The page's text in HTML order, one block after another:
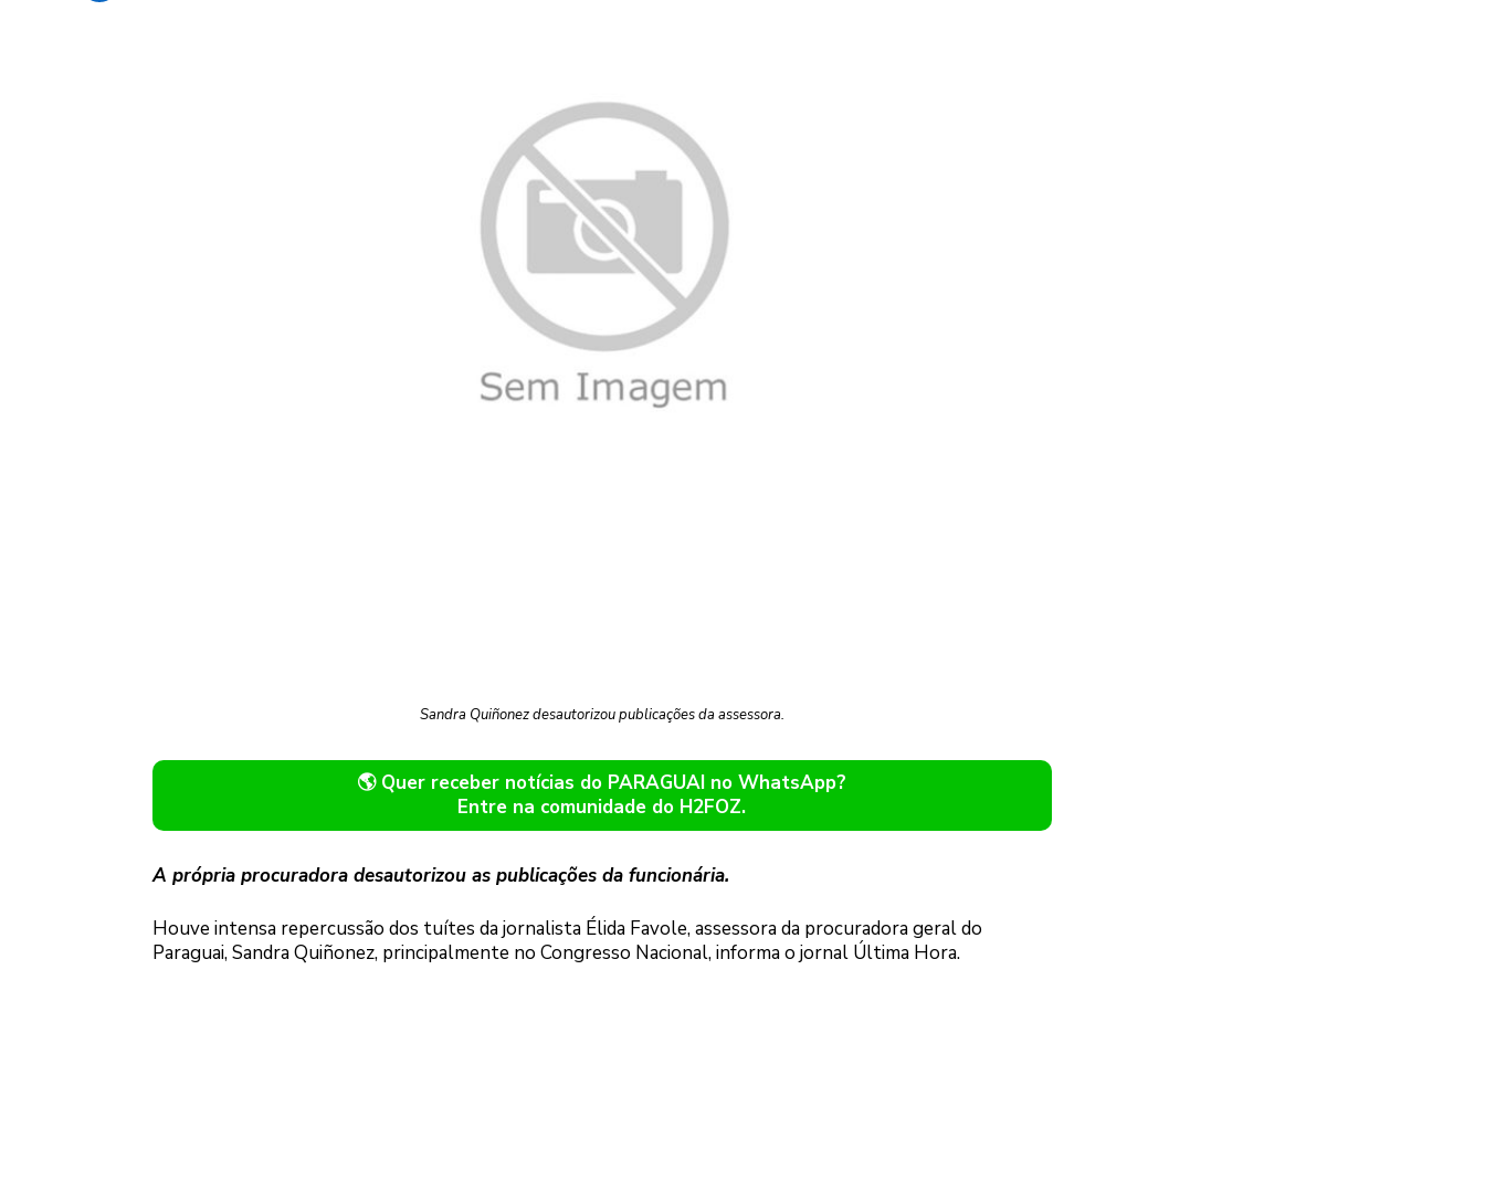
Sandra Quiñonez desautorizou publicações da assessora.
🌎 Quer receber notícias do PARAGUAI no WhatsApp?
Entre na comunidade do H2FOZ.
A própria procuradora desautorizou as publicações da funcionária.
Houve intensa repercussão dos tuítes da jornalista Élida Favole, assessora da procuradora geral do
Paraguai, Sandra Quiñonez, principalmente no Congresso Nacional, informa o jornal Última Hora.